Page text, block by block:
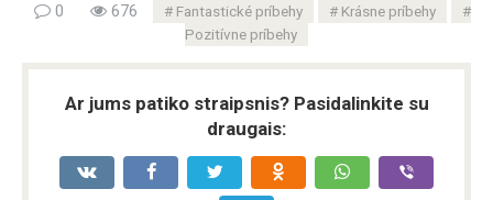
0 676 Fantastické príbehy
Krásne príbehy
Pozitívne príbehy
Ar jums patiko straipsnis? Pasidalinkite su
draugais: